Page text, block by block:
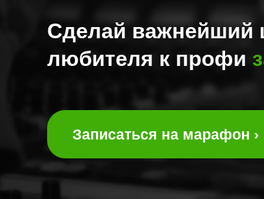
Сделай важнейший
любителя к профи
Записаться на марафон ›